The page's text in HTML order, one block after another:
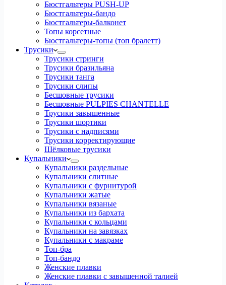
Бюстгальтеры PUSH-UP
Бюстгальтеры-бандо
Бюстгальтеры-балконет
Топы корсетные
Бюстгальтеры-топы (топ бралетт)
Трусики
Трусики стринги
Трусики бразильяна
Трусики танга
Трусики слипы
Бесшовные трусики
Бесшовные PULPIES CHANTELLE
Трусики завышенные
Трусики шортики
Трусики с надписями
Трусики корректирующие
Шёлковые трусики
Купальники
Купальники раздельные
Купальники слитные
Купальники с фурнитурой
Купальники жатые
Купальники вязаные
Купальники из бархата
Купальники с кольцами
Купальники на завязках
Купальники с макраме
Топ-бра
Топ-бандо
Женские плавки
Женские плавки с завышенной талией